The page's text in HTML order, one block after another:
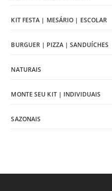
KIT FESTA | MESÁRIO | ESCOLAR
BURGUER | PIZZA | SANDUÍCHES
NATURAIS
MONTE SEU KIT | INDIVIDUAIS
SAZONAIS